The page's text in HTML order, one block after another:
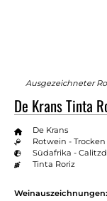
Ausgezeichneter
De Krans Tinta
De Krans
Rotwein - Trocken
Südafrika -
Tinta Roriz
Weinauszeichnungen: